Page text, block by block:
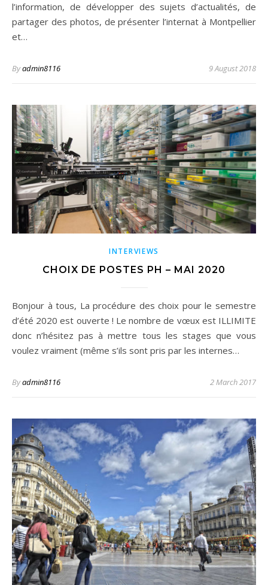
l’information, de développer des sujets d’actualités, de
partager des photos, de présenter l’internat à Montpellier
et…
Byadmin8116 9 August 2018
INTERVIEWS
CHOIX DE POSTES PH – MAI 2020
Bonjour à tous, La procédure des choix pour le semestre
d’été 2020 est ouverte ! Le nombre de vœux est ILLIMITE
donc n’hésitez pas à mettre tous les stages que vous
voulez vraiment (même s’ils sont pris par les internes…
Byadmin8116 2 March 2017